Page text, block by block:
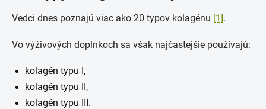
Vedci dnes poznajú viac ako 20 typov kolagénu [1].
Vo výživových doplnkoch sa však najčastejšie používajú:
kolagén typu I,
kolagén typu II,
kolagén typu III.